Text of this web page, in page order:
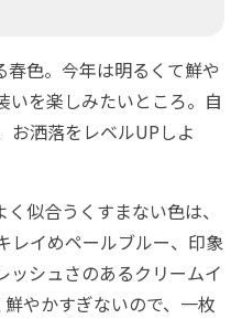
色。今年は明るくて鮮や
いを楽しみたいところ。自
お洒落をレベルUPしよ
似合うくすまない色は、
レイめペールブルー、印象
ッシュさのあるクリームイ
やかすぎないので、一枚